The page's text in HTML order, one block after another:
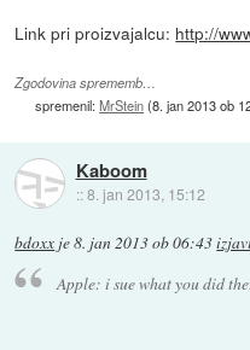
Link pri proizvajalcu: http://
Zgodovina sprememb…
spremenil:MrStein(8. jan 2013 ob
Kaboom
::8. jan 2013, 15:12
bdoxx je8. jan 2013 ob 06:43
Apple: i sue what you did